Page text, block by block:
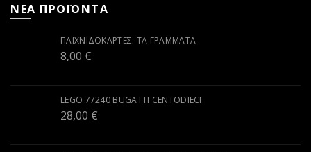
ΝΕΑ ΠΡΟΪΟΝΤΑ
ΠΑΙΧΝΙΔΟΚΆΡΤΕΣ: ΤΑ ΓΡΆΜΜΑΤΑ
8,00 €
LEGO 77240 BUGATTI CENTODIECI
28,00 €